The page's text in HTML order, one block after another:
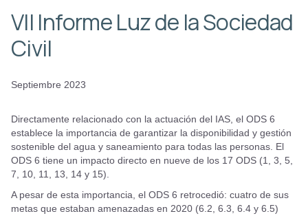
VII Informe Luz de la Sociedad
Civil
Septiembre 2023
Directamente relacionado con la actuación del IAS, el ODS 6
establece la importancia de garantizar la disponibilidad y gestión
sostenible del agua y saneamiento para todas las personas. El
ODS 6 tiene un impacto directo en nueve de los 17 ODS (1, 3, 5,
7, 10, 11, 13, 14 y 15).
A pesar de esta importancia, el ODS 6 retrocedió: cuatro de sus
metas que estaban amenazadas en 2020 (6.2, 6.3, 6.4 y 6.5)